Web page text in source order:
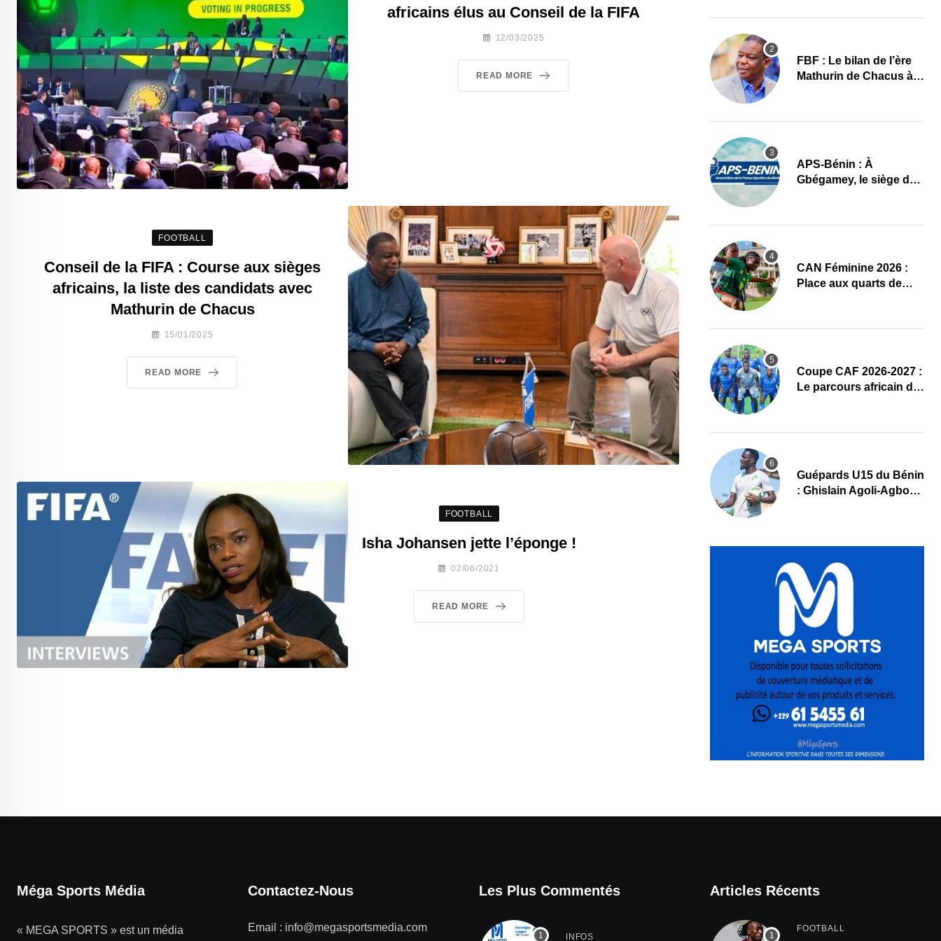
africains élus au Conseil de la FIFA
12/03/2025
READ MORE
FOOTBALL
Conseil de la FIFA : Course aux sièges
africains, la liste des candidats avec
Mathurin de Chacus
15/01/2025
READ MORE
FOOTBALL
Isha Johansen jette l’éponge !
02/06/2021
READ MORE
FBF : Le bilan de l’ère
Mathurin de Chacus à
APS-Bénin : À
Gbégamey, le siège de
accueillir l’AG élective
CAN Féminine 2026 :
Place aux quarts de
Coupe CAF 2026-2027 :
Le parcours africain de
Guépards U15 du Bénin
: Ghislain Agoli-Agbo
Méga Sports Média
« MEGA SPORTS » est un média
Contactez-Nous
Email : info@megasportsmedia.com
Les Plus Commentés
INFOS
Articles Récents
FOOTBALL